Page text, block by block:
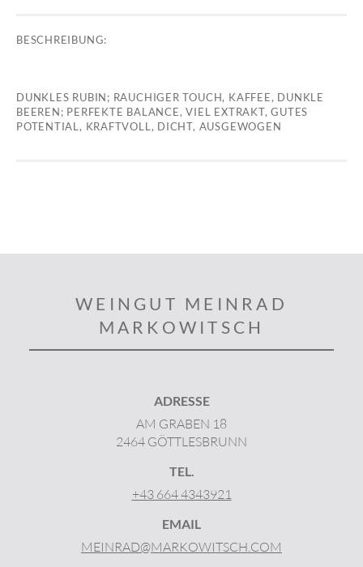
BESCHREIBUNG:
DUNKLES RUBIN; RAUCHIGER TOUCH, KAFFEE, DUNKLE
BEEREN; PERFEKTE BALANCE, VIEL EXTRAKT, GUTES
POTENTIAL, KRAFTVOLL, DICHT, AUSGEWOGEN
WEINGUT MEINRAD
MARKOWITSCH
ADRESSE
AM GRABEN 18
2464 GÖTTLESBRUNN
TEL.
+43 664 4343921
EMAIL
MEINRAD@MARKOWITSCH.COM